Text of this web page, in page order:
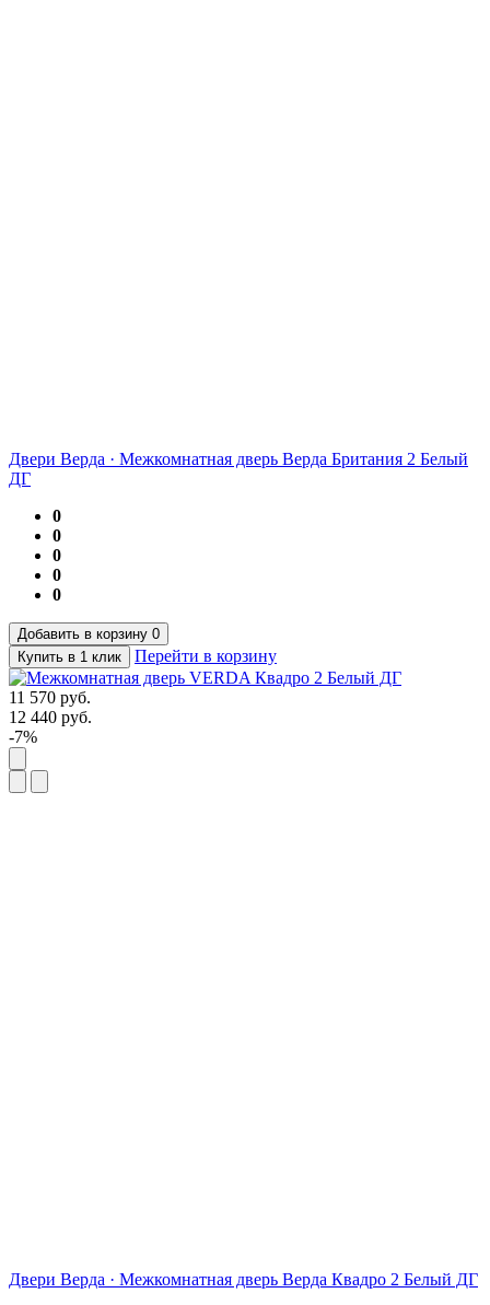
Двери Верда · Межкомнатная дверь Верда Британия 2 Белый
ДГ
0
0
0
0
0
Добавить в корзину 0
Купить в 1 клик
Перейти в корзину
11 570 руб.
12 440 руб.
-7%
Двери Верда · Межкомнатная дверь Верда Квадро 2 Белый ДГ